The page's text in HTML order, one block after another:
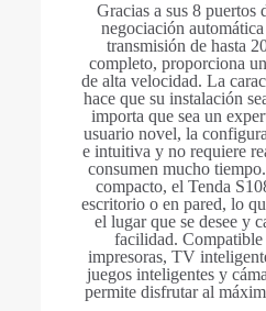
Gracias a sus 8 puertos
negociación
transmisión de hasta
completo, proporciona
de alta velocidad. La
hace que su instalación
importa que sea un
usuario novel, la
e intuitiva y no requiere
consumen mucho
compacto, el Tenda
escritorio o en pared, lo
el lugar que se desee y
facilidad. Compatible
impresoras, TV
juegos inteligentes y
permite disfrutar al